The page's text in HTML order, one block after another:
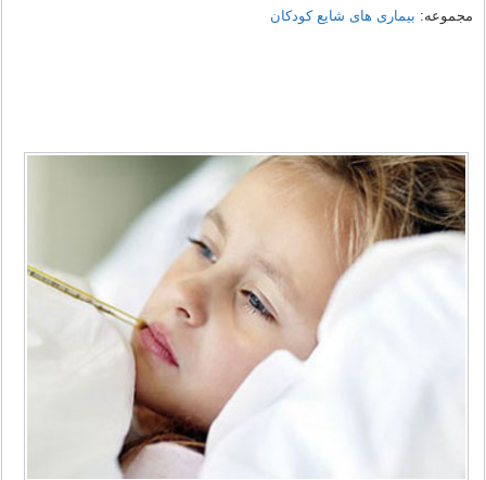
مجموعه: بیماری های شایع کودکان